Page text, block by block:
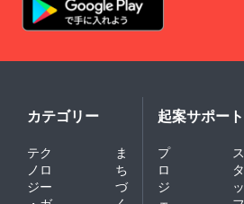
カテゴリー
テク
ノロ
ジー
ま
ち
づ
起案サポート
プ
ロ
ジ
ス
タ
ッ